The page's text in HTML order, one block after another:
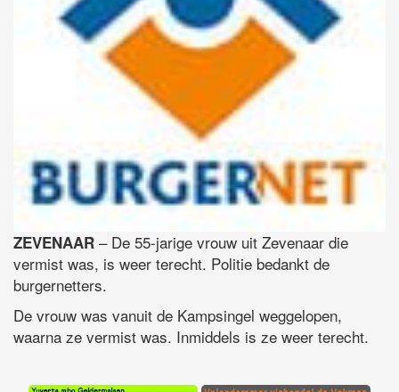
ZEVENAAR – De 55-jarige vrouw uit Zevenaar die
vermist was, is weer terecht. Politie bedankt de
burgernetters.
De vrouw was vanuit de Kampsingel weggelopen,
waarna ze vermist was. Inmiddels is ze weer terecht.